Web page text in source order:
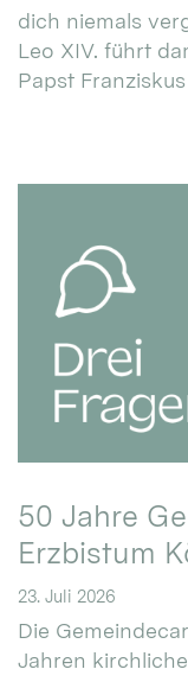
dich niemals
Leo XIV. führt
Papst
50 Jahre
Erzbistum
23. Juli 2026
Die
Jahren